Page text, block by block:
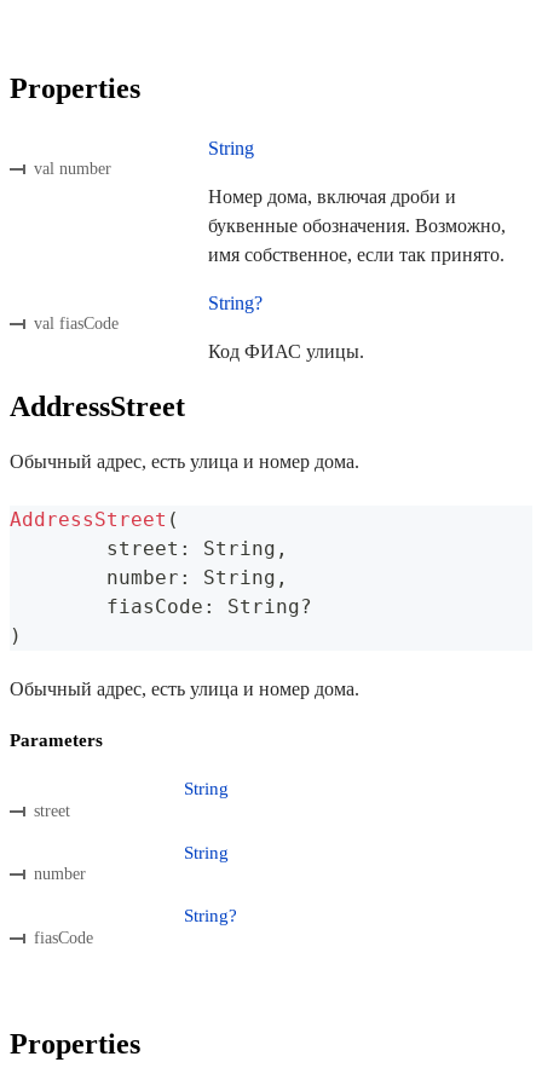
Properties
val number
String
Номер дома, включая дроби и
буквенные обозначения. Возможно,
имя собственное, если так принято.
val fiasCode
String?
Код ФИАС улицы.
AddressStreet
Обычный адрес, есть улица и номер дома.
AddressStreet (
	street
: String ,
	number
: String ,
	fiasCode
: String?
)
Обычный адрес, есть улица и номер дома.
Parameters
street
String
number
String
fiasCode
String?
Properties